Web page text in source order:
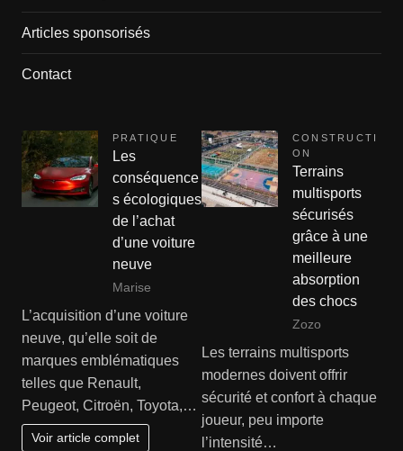
Articles sponsorisés
Contact
PRATIQUE
Les
conséquence
s écologiques
de l’achat
d’une voiture
neuve
Marise
L’acquisition d’une voiture
neuve, qu’elle soit de
marques emblématiques
telles que Renault,
Peugeot, Citroën, Toyota,…
Voir article complet
CONSTRUCTI
ON
Terrains
multisports
sécurisés
grâce à une
meilleure
absorption
des chocs
Zozo
Les terrains multisports
modernes doivent offrir
sécurité et confort à chaque
joueur, peu importe
l’intensité…